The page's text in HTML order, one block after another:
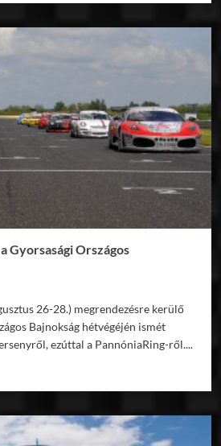
Gyorsasági Országos
26-28.) megrendezésre kerülő
Bajnokság hétvégéjén ismét
ezúttal a PannóniaRing-ről....